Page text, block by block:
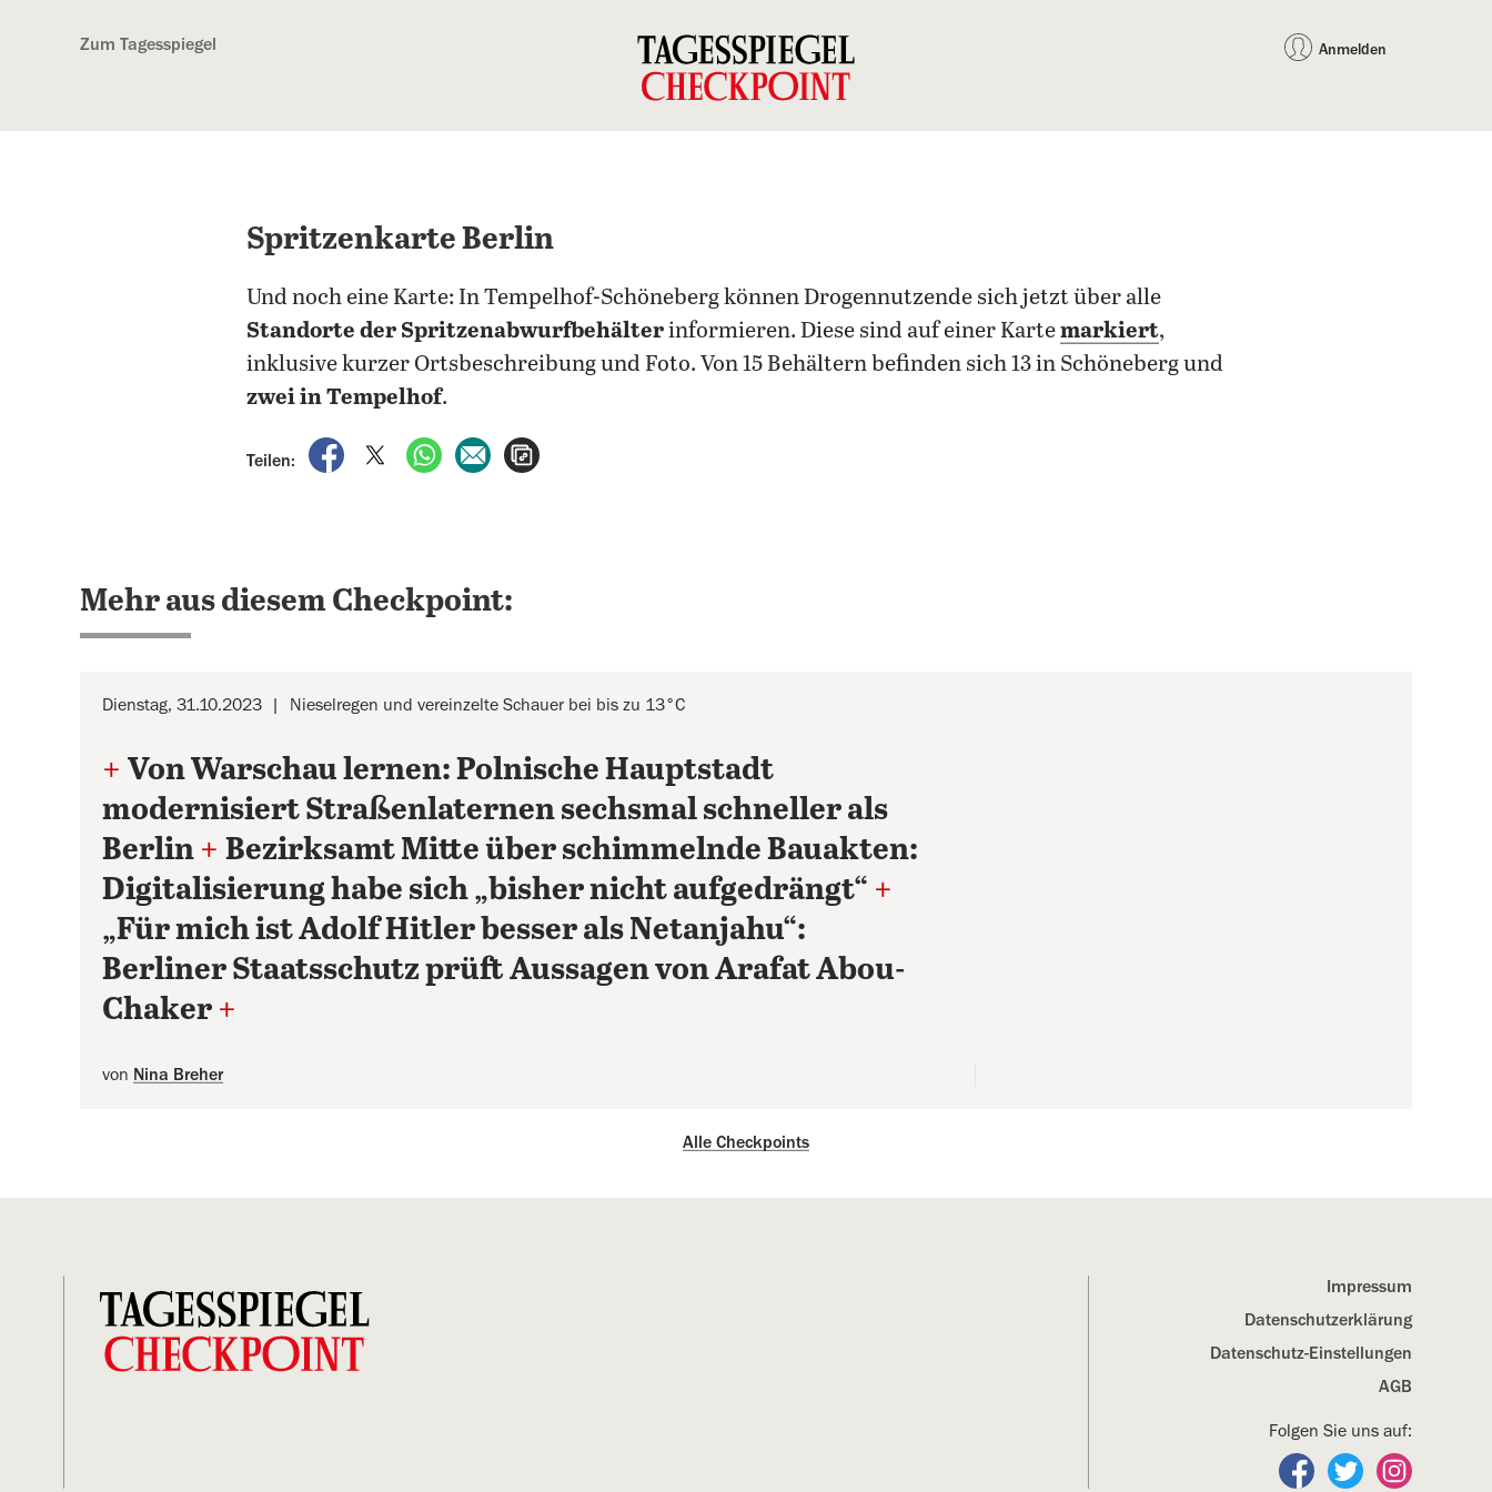
Zum Tagesspiegel Anmelden
Spritzenkarte Berlin
Und noch eine Karte: In Tempelhof-Schöneberg können Drogennutzende sich jetzt über alle
Standorte der Spritzenabwurfbehälterinformieren. Diese sind auf einer Kartemarkiert,
inklusive kurzer Ortsbeschreibung und Foto. Von 15 Behältern befinden sich 13 in Schöneberg und
zwei in Tempelhof.
Teilen:
auf Facebook teilen
auf X teilenper WhatsApp teilen
per E-Mail teilen
Mehr aus diesem Checkpoint:
Dienstag, 31.10.2023 Nieselregen und vereinzelte Schauer bei bis zu 13°C
+ Von Warschau lernen: Polnische Hauptstadt
modernisiert Straßenlaternen sechsmal schneller als
Berlin + Bezirksamt Mitte über schimmelnde Bauakten:
Digitalisierung habe sich „bisher nicht aufgedrängt“ +
„Für mich ist Adolf Hitler besser als Netanjahu“:
Berliner Staatsschutz prüft Aussagen von Arafat Abou-
Chaker +
von Nina Breher
Alle Checkpoints
Impressum
Datenschutz­erklärung
Datenschutz-Einstellungen
AGB
Folgen Sie uns auf:
Folgen Sie uns auf
Folgen Sie uns